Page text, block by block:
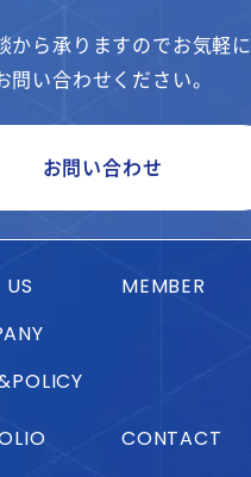
から承りますのでお気軽に
問い合わせください。
お問い合わせ
US MEMBER
CONTACT